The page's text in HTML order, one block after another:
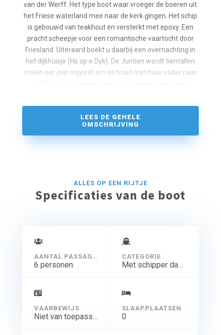
van der Werff. Het type boot waar vroeger de boeren uit
het Friese waterland mee naar de kerk gingen. Het schip
is gebouwd van teakhout en versterkt met epoxy. Een
pracht scheepje voor een romantische vaartocht door
Friesland. Uiteraard boekt u daarbij een overnachting in
het dijkhuisje (Hs op e Dyk). De Juntien wordt tientallen
malen per jaar ingezet om de bruid met haar vader naar
LEES DE GEHELE
OMSCHRIJVING
ALLES OP EEN RIJTJE
Specificaties van de boot
AANTAL PASSAGIERS
6 personen
CATEGORIE
Met schipper dagtocht
VAARBEWIJS
Niet van toepassing
SLAAPPLAATSEN
0